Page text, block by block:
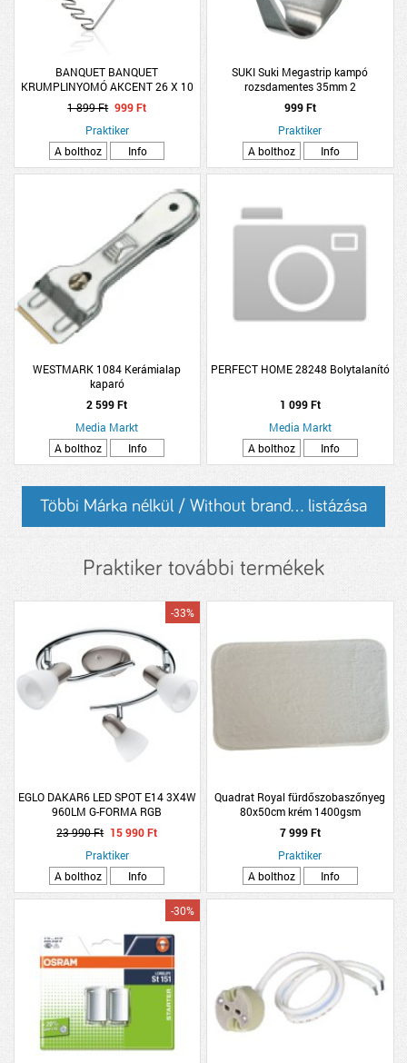
BANQUET BANQUET
KRUMPLINYOMÓ AKCENT 26 X 10
CM ROZSDAMENTES ACÉL
1 899 Ft 999 Ft
Praktiker
A bolthoz
Info
SUKI Suki Megastrip kampó
rozsdamentes 35mm 2
darab/csomag
999 Ft
Praktiker
A bolthoz
Info
WESTMARK 1084 Kerámialap
kaparó
2 599 Ft
Media Markt
A bolthoz
Info
PERFECT HOME 28248 Bolytalanító
1 099 Ft
Media Markt
A bolthoz
Info
Többi Márka nélkül / Without brand... listázása
Praktiker további termékek
EGLO DAKAR6 LED SPOT E14 3X4W
960LM G-FORMA RGB
FÉNYFORRÁSSAL NIKKEL/KRÓM
-33%
23 990 Ft 15 990 Ft
Praktiker
A bolthoz
Info
Quadrat Royal fürdőszobaszőnyeg
80x50cm krém 1400gsm
7 999 Ft
Praktiker
A bolthoz
Info
-30%